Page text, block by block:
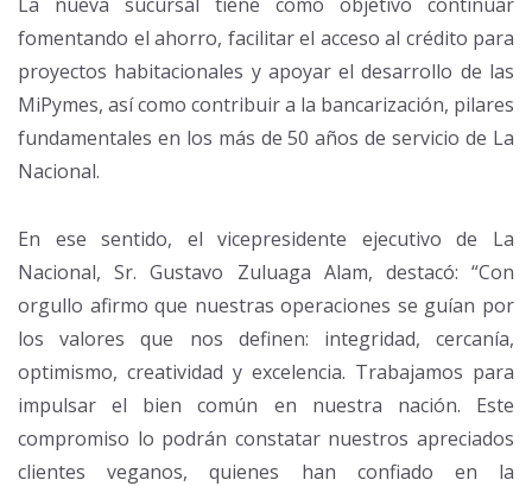
fomentando el ahorro, facilitar el acceso al crédito para
proyectos habitacionales y apoyar el desarrollo de las
MiPymes, así como contribuir a la bancarización, pilares
fundamentales en los más de 50 años de servicio de La
Nacional.
En ese sentido, el vicepresidente ejecutivo de La
Nacional, Sr. Gustavo Zuluaga Alam, destacó: “Con
orgullo afirmo que nuestras operaciones se guían por
los valores que nos definen: integridad, cercanía,
optimismo, creatividad y excelencia. Trabajamos para
impulsar el bien común en nuestra nación. Este
compromiso lo podrán constatar nuestros apreciados
clientes veganos, quienes han confiado en la